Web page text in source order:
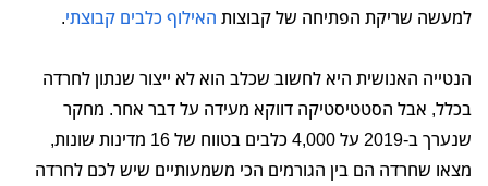
למעשה שריקת הפתיחה של קבוצות האילוף כלבים קבוצתי.
הנטייה האנושית היא לחשוב שכלב הוא לא ייצור שנתון לחרדה
בכלל, אבל הסטטיסטיקה דווקא מעידה על דבר אחר. מחקר
שנערך ב-2019 על 4,000 כלבים בטווח של 16 מדינות שונות,
מצאו שחרדה הם בין הגורמים הכי משמעותיים שיש לכם לחרדה